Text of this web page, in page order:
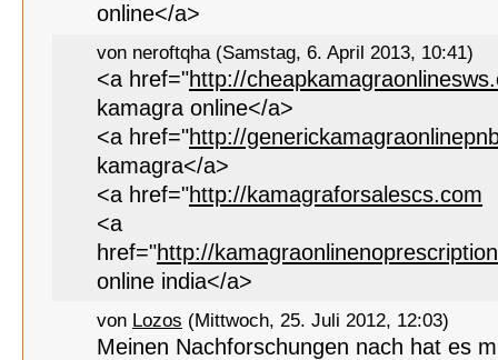
online</a>
von neroftqha (Samstag, 6. April 2013, 10:41)
<a href="http://
kamagra online</a>
<a href="http://
kamagra</a>
<a href="http://kamagraforsalescs.com
<a
href="http://
online india</a>
von Lozos (Mittwoch, 25. Juli 2012, 12:03)
Meinen Nachforschungen nach hat es